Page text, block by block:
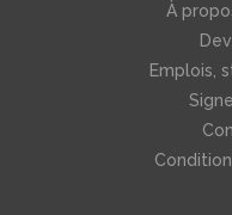
À
Emplois,